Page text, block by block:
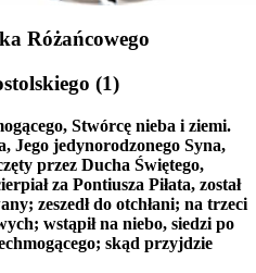
Różańcowego
(1)
Stwórcę nieba i ziemi.
Jego jedynorodzonego Syna,
przez Ducha Świętego,
za Pontiusza Piłata, został
zeszedł do otchłani; na trzeci
wstąpił na niebo, siedzi po
skąd przyjdzie